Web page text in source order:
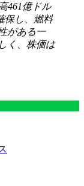
461億ドル
保し、燃料
がある一
く、株価は